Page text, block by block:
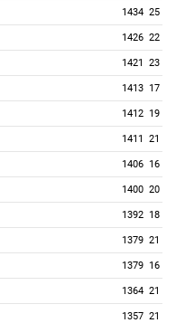
1434 25
1426 22
1421 23
1413 17
1412 19
1411 21
1406 16
1400 20
1392 18
1379 21
1379 16
1364 21
1357 21